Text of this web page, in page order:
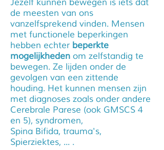
Jezelf kunnen bewegen is iets dat
de meesten van ons
vanzelfsprekend vinden. Mensen
met functionele beperkingen
hebben echter beperkte
mogelijkheden om zelfstandig te
bewegen. Ze lijden onder de
gevolgen van een zittende
houding. Het kunnen mensen zijn
met diagnoses zoals onder andere
Cerebrale Parese (ook GMSCS 4
en 5), syndromen,
Spina Bifida, trauma's,
Spierziektes, ... .